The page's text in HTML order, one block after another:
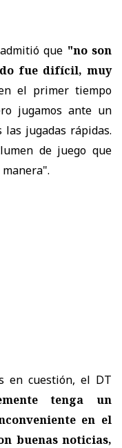
que "no son
fue difícil, muy
el primer tiempo
jugamos ante un
jugadas rápidas.
de juego que
en cuestión, el DT
tenga un
en el
buenas noticias,